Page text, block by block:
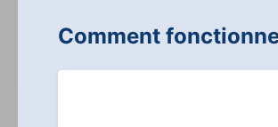
Comment